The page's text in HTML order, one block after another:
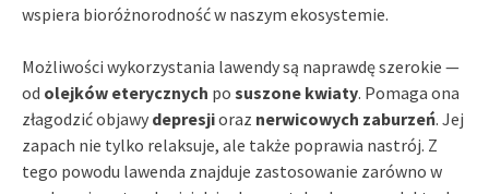
wspiera bioróżnorodność w naszym ekosystemie.
Możliwości wykorzystania lawendy są naprawdę szerokie —
od olejków eterycznych po suszone kwiaty. Pomaga ona
złagodzić objawy depresjioraz nerwicowych zaburzeń. Jej
zapach nie tylko relaksuje, ale także poprawia nastrój. Z
tego powodu lawenda znajduje zastosowanie zarówno w